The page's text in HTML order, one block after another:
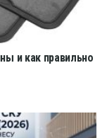
и как правильно